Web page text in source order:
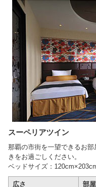
スーペリアツイン
那覇の市街を一望できるお
きをお過ごしください。
ベッドサイズ：
広さ 部